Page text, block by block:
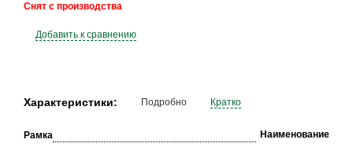
Снят с производства
Добавить к сравнению
Характеристики: Подробно Кратко
Рамка Наименование